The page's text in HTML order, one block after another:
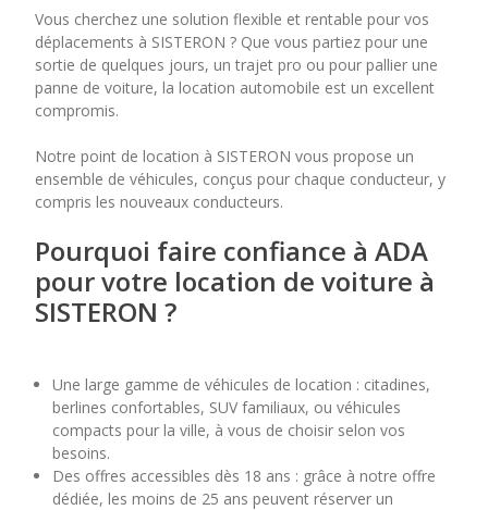
1
2 3
7 8 9 10 11
21 22 23 24 25
Vous cherchez une solution flexible et rentable pour vos
déplacements à SISTERON ? Que vous partiez pour une
sortie de quelques jours, un trajet pro ou pour pallier une
panne de voiture, la location automobile est un excellent
compromis.
Notre point de location à SISTERON vous propose un
ensemble de véhicules, conçus pour chaque conducteur, y
compris les nouveaux conducteurs.
Pourquoi faire confiance à ADA
pour votre location de voiture à
SISTERON ?
Une large gamme de véhicules de location : citadines,
berlines confortables, SUV familiaux, ou véhicules
compacts pour la ville, à vous de choisir selon vos
besoins.
Des offres accessibles dès 18 ans : grâce à notre offre
dédiée, les moins de 25 ans peuvent réserver un